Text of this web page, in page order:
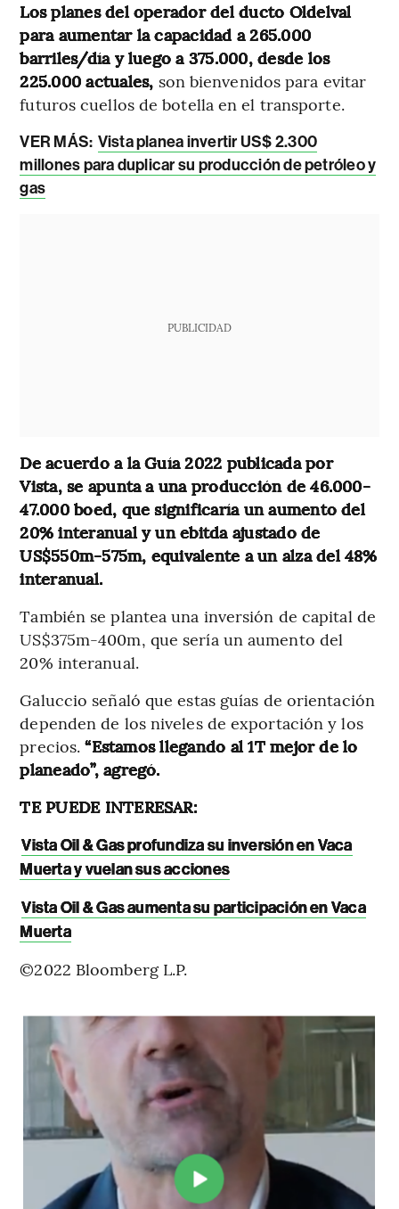
Los planes del operador del ducto Oldelval
para aumentar la capacidad a 265.000
barriles/día y luego a 375.000, desde los
225.000 actuales, son bienvenidos para evitar
futuros cuellos de botella en el transporte.
VER MÁS: Vista planea invertir US$ 2.300
millones para duplicar su producción de petróleo y
gas
PUBLICIDAD
De acuerdo a la Guía 2022 publicada por
Vista, se apunta a una producción de 46.000-
47.000 boed, que significaría un aumento del
20% interanual y un ebitda ajustado de
US$550m-575m, equivalente a un alza del 48%
interanual.
También se plantea una inversión de capital de
US$375m-400m, que sería un aumento del
20% interanual.
Galuccio señaló que estas guías de orientación
dependen de los niveles de exportación y los
precios.“Estamos llegando al 1T mejor de lo
planeado”, agregó.
TE PUEDE INTERESAR:
Vista Oil & Gas profundiza su inversión en Vaca
Muerta y vuelan sus acciones
Vista Oil & Gas aumenta su participación en Vaca
Muerta
©2022 Bloomberg L.P.